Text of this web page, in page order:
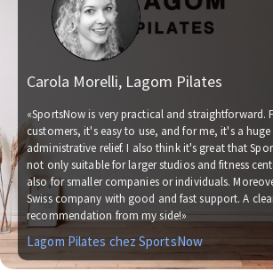
Morelli, Lagom Pilates
is very practical and straightforward. For my
it's easy to use, and for me, it's a huge
relief. I also think it's great that SportsNow is
only suitable for larger studios and fitness centers, but
for smaller companies or individuals. Moreover, it is a
company with good and fast support. A clear
from my side!»
Pilates chez SportsNow